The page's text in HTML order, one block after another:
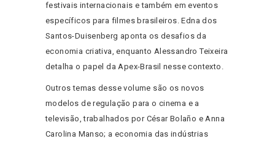
festivais internacionais e também em eventos
específicos para filmes brasileiros. Edna dos
Santos-Duisenberg aponta os desafios da
economia criativa, enquanto Alessandro Teixeira
detalha o papel da Apex-Brasil nesse contexto.
Outros temas desse volume são os novos
modelos de regulação para o cinema e a
televisão, trabalhados por César Bolaño e Anna
Carolina Manso; a economia das indústrias